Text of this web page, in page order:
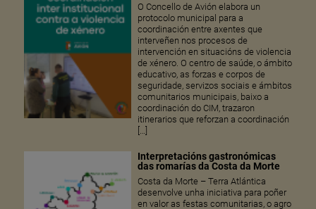
O Concello de Avión elabora un
protocolo municipal para a
coordinación entre axentes que
interveñen nos procesos de
intervención en situacións de violencia
de xénero. O centro de saúde, o ámbito
educativo, as forzas e corpos de
seguridade, servizos sociais e ámbitos
comunitarios municipais, baixo a
coordinación do CIM, trazaron
itinerarios que reforzan a coordinación
[…]
Interpretacións gastronómicas
das romarías da Costa da Morte
Costa da Morte – Terra Atlántica
desenvolve unha iniciativa para poñer
en valor as festas comunitarias, o agro